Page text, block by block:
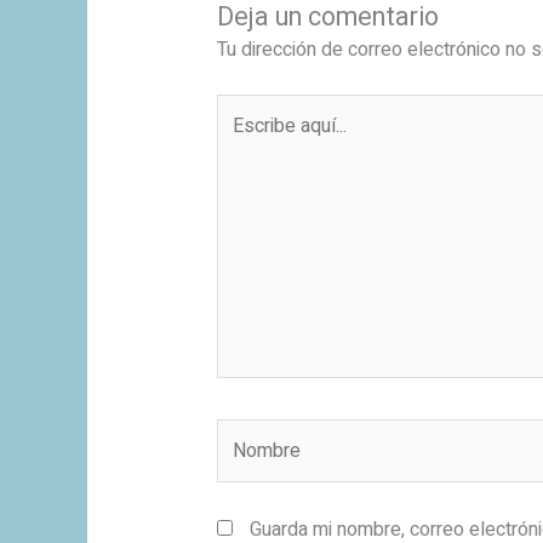
Deja un comentario
Tu dirección de correo electrónico no
aquí...
Guarda mi nombre, correo